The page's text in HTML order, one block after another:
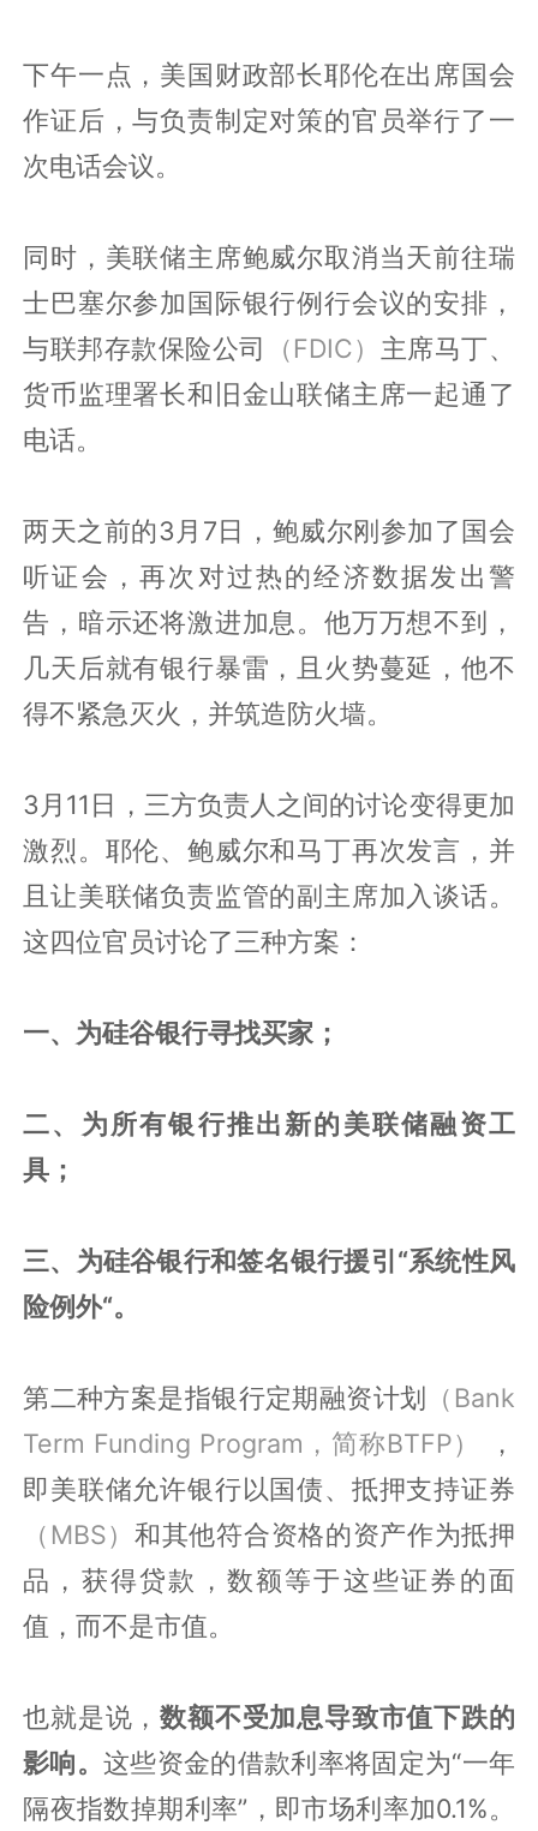
下午一点，美国财政部长耶伦在出席国会
作证后，与负责制定对策的官员举行了一
次电话会议。
同时，美联储主席鲍威尔取消当天前往瑞
士巴塞尔参加国际银行例行会议的安排，
与联邦存款保险公司
（FDIC） 主席马丁、
货币监理署长和旧金山联储主席一起通了
电话。
两天之前的3月7日，鲍威尔刚参加了国会
听证会，再次对过热的经济数据发出警
告，暗示还将激进加息。他万万想不到，
几天后就有银行暴雷，且火势蔓延，他不
得不紧急灭火，并筑造防火墙。
3月11日，三方负责人之间的讨论变得更加
激烈。耶伦、鲍威尔和马丁再次发言，并
且让美联储负责监管的副主席加入谈话。
这四位官员讨论了三种方案：
一、为硅谷银行寻找买家；
二、为所有银行推出新的美联储融资工
具；
三、为硅谷银行和签名银行援引“系统性风
险例外“。
第二种方案是指银行定期融资计划 （Bank
Term Funding Program，简称BTFP）
，
即美联储允许银行以国债、抵押支持证券
（MBS）和其他符合资格的资产作为抵押
品，获得贷款，数额等于这些证券的面
值，而不是市值。
也就是说，数额不受加息导致市值下跌的
影响。这些资金的借款利率将固定为“一年
隔夜指数掉期利率”，即市场利率加0.1%。